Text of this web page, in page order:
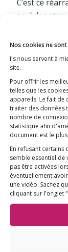
Nos cookies ne
Ils nous servent à
site.
Pour offrir les
telles que les
appareils. Le fait de
traiter des données
nombre de
statistique afin
document est le
En refusant certains
semble essentiel
pas être activées
éventuellement
une vidéo. Sachez
cliquant sur l'onglet
C’est ce
seul des
stable. C’est
étaient
l’acide
inaccessibles.
Vous avez
que je l’ai
eaux
l’élimination
plus élevée
de HASB et
peuvent
Vous
récapitulative
inorganique.
utilisez-la la